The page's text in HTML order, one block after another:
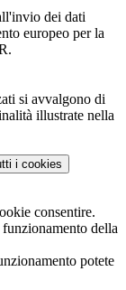
dei dati
europeo per la
si avvalgono di
illustrate nella
i cookies
consentire.
della
potete